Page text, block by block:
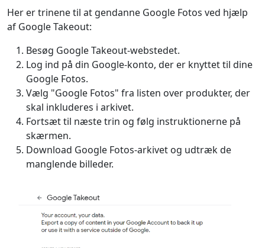
Her er trinene til at gendanne Google Fotos ved hjælp
af Google Takeout:
Besøg Google Takeout-webstedet.
Log ind på din Google-konto, der er knyttet til dine
Google Fotos.
Vælg "Google Fotos" fra listen over produkter, der
skal inkluderes i arkivet.
Fortsæt til næste trin og følg instruktionerne på
skærmen.
Download Google Fotos-arkivet og udtræk de
manglende billeder.